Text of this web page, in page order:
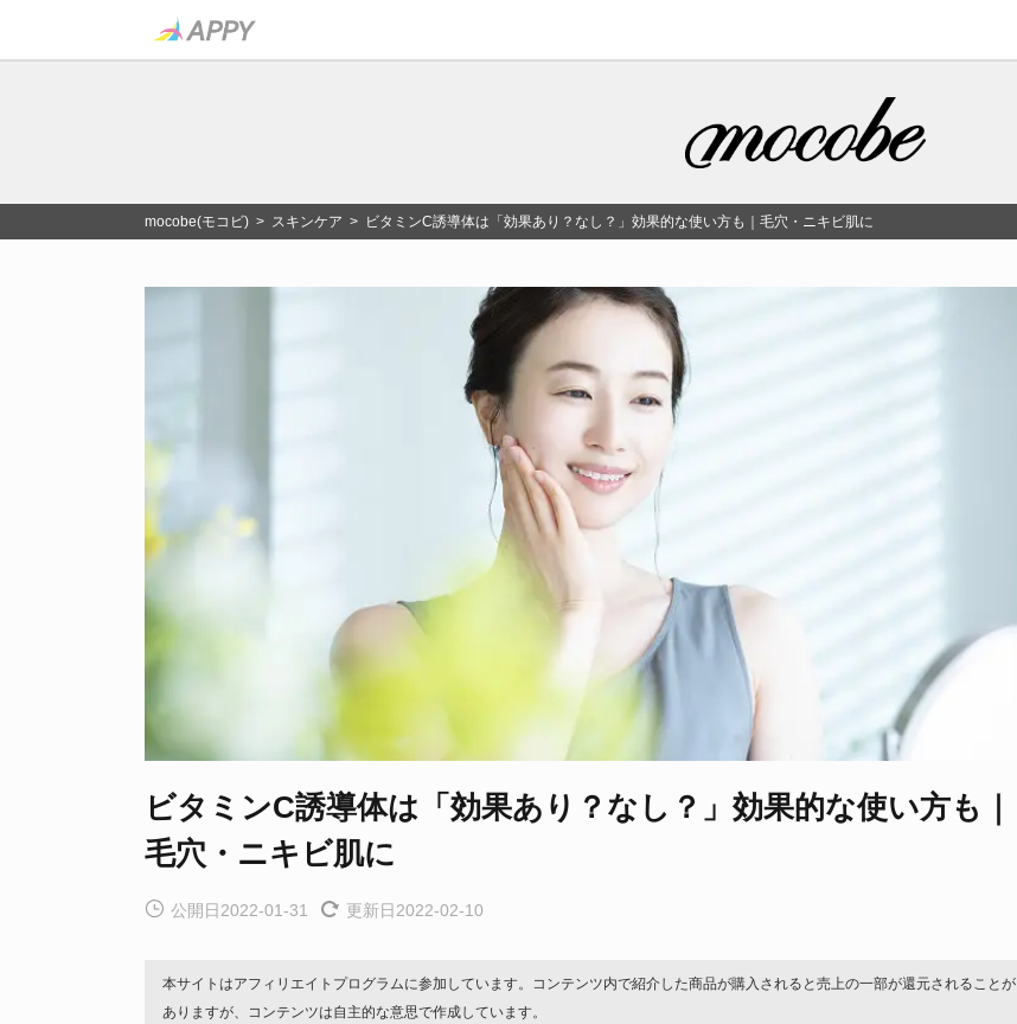
mocobe(モコビ) > スキンケア > ビタミンC誘導体は「効果あり？なし？」効果的な使い方も｜毛穴・ニキビ肌に
ビタミンC誘導体は「効果あり？なし？」効果的な使い方も｜
毛穴・ニキビ肌に
公開日2022-01-31 更新日2022-02-10
本サイトはアフィリエイトプログラムに参加しています。コンテンツ内で紹介した商品が購入されると売上の一部が還元されることが
ありますが、コンテンツは自主的な意思で作成しています。